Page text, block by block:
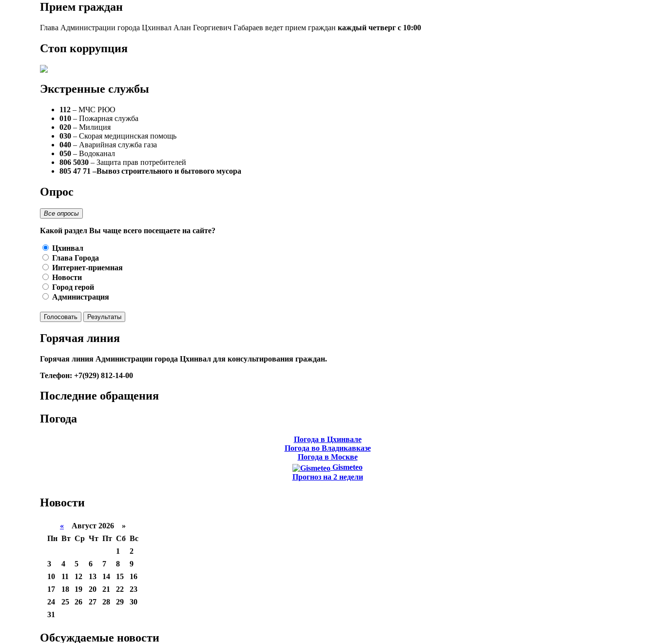
Прием граждан
Глава Администрации города Цхинвал Алан Георгиевич Габараев ведет прием граждан каждый четверг с 10:00
Стоп коррупция
Экстренные службы
112 – МЧС РЮО
010 – Пожарная служба
020 – Милиция
030 – Скорая медицинская помощь
040 – Аварийная служба газа
050 – Водоканал
806 5030 – Защита прав потребителей
805 47 71 –Вывоз строительного и бытового мусора
Опрос
Все опросы
Какой раздел Вы чаще всего посещаете на сайте?
Цхинвал
Глава Города
Интернет-приемная
Новости
Город герой
Администрация
Голосовать Результаты
Горячая линия
Горячая линия Администрации города Цхинвал для консультирования граждан.
Телефон: +7(929) 812-14-00
Последние обращения
Погода
Погода в Цхинвале
Погода во Владикавказе
Погода в Москве
Gismeteo
Прогноз на 2 недели
Новости
« Август 2026 »
Пн Вт Ср Чт Пт Сб Вс
1
2
3
4 5 6 7 8
9
10
11 12 13 14 15
16
17
18 19 20 21 22
23
24
25 26 27 28 29
30
31
Обсуждаемые новости